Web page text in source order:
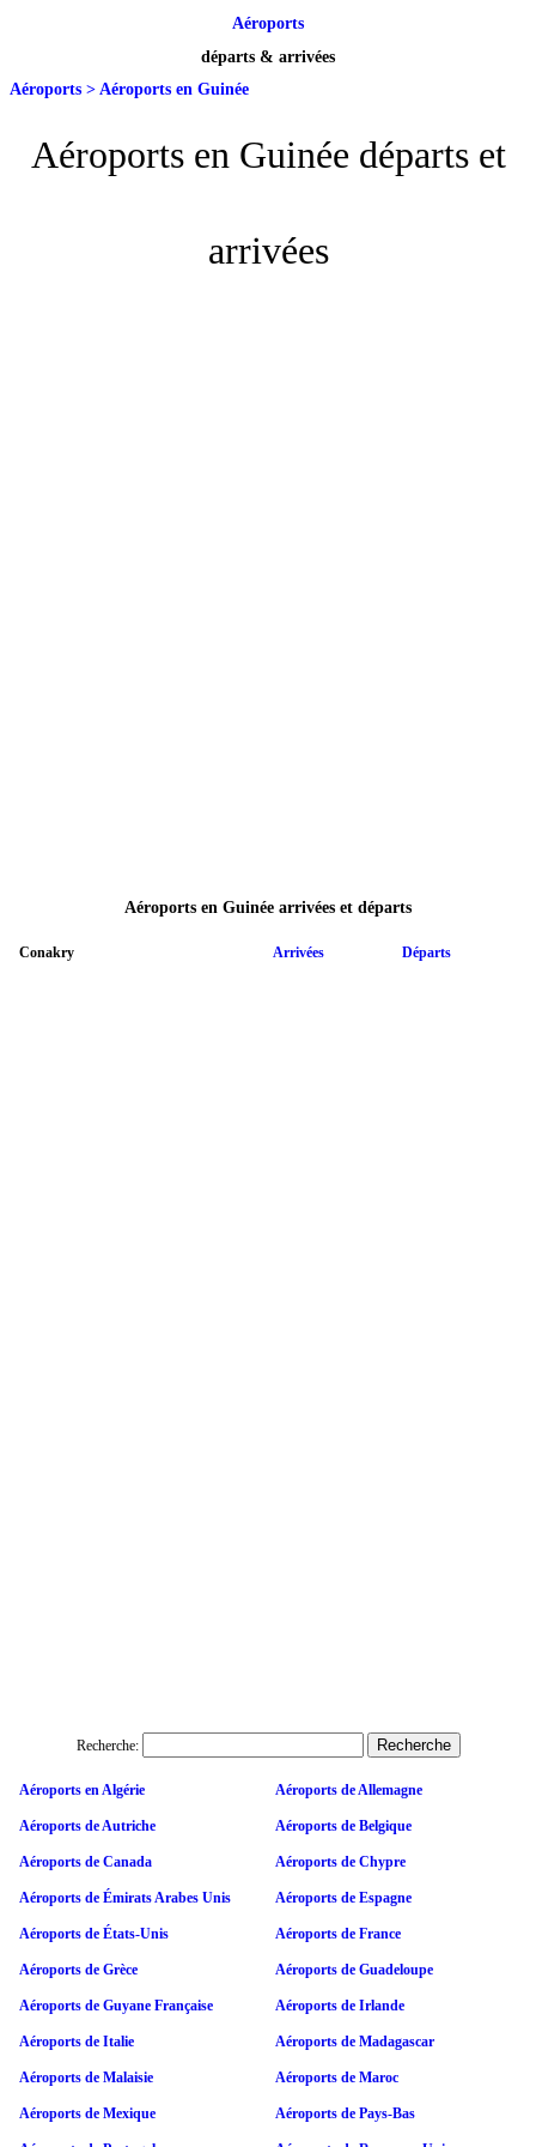
Aéroports
départs & arrivées
Aéroports > Aéroports en Guinée
Aéroports en Guinée départs et
arrivées
Aéroports en Guinée arrivées et départs
Conakry Arrivées Départs
Recherche:
Aéroports en Algérie Aéroports de Allemagne
Aéroports de Autriche Aéroports de Belgique
Aéroports de Canada Aéroports de Chypre
Aéroports de Émirats Arabes Unis Aéroports de Espagne
Aéroports de États-Unis Aéroports de France
Aéroports de Grèce Aéroports de Guadeloupe
Aéroports de Guyane Française Aéroports de Irlande
Aéroports de Italie Aéroports de Madagascar
Aéroports de Malaisie Aéroports de Maroc
Aéroports de Mexique Aéroports de Pays-Bas